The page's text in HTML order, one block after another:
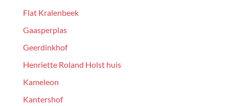
Flat Kralenbeek
Gaasperplas
Geerdinkhof
Henriette Roland Holst huis
Kameleon
Kantershof